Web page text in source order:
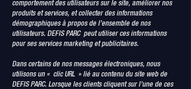
comportement des utilisateurs sur le site, améliorer nos
produits et services, et collecter des informations
démographiques à propos de l’ensemble de nos
utilisateurs. DEFIS PARC peut utiliser ces informations
pour ses services marketing et publicitaires.
Dans certains de nos messages électroniques, nous
utilisons un « clic URL » lié au contenu du site web de
DEFIS PARC. Lorsque les clients cliquent sur l’une de ces